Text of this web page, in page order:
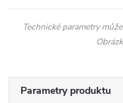
Technické parametry
Parametry produktu